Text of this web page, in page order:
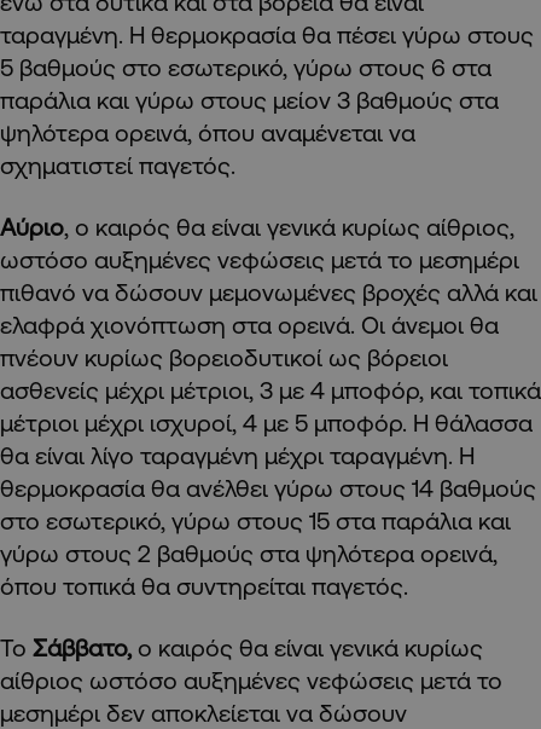
ταραγμένη. Η θερμοκρασία θα πέσει γύρω στους
5 βαθμούς στο εσωτερικό, γύρω στους 6 στα
παράλια και γύρω στους μείον 3 βαθμούς στα
ψηλότερα ορεινά, όπου αναμένεται να
σχηματιστεί παγετός.
Αύριο, ο καιρός θα είναι γενικά κυρίως αίθριος,
ωστόσο αυξημένες νεφώσεις μετά το μεσημέρι
πιθανό να δώσουν μεμονωμένες βροχές αλλά και
ελαφρά χιονόπτωση στα ορεινά. Οι άνεμοι θα
πνέουν κυρίως βορειοδυτικοί ως βόρειοι
ασθενείς μέχρι μέτριοι, 3 με 4 μποφόρ, και τοπικά
μέτριοι μέχρι ισχυροί, 4 με 5 μποφόρ. Η θάλασσα
θα είναι λίγο ταραγμένη μέχρι ταραγμένη. Η
θερμοκρασία θα ανέλθει γύρω στους 14 βαθμούς
στο εσωτερικό, γύρω στους 15 στα παράλια και
γύρω στους 2 βαθμούς στα ψηλότερα ορεινά,
όπου τοπικά θα συντηρείται παγετός.
Το Σάββατο, ο καιρός θα είναι γενικά κυρίως
αίθριος ωστόσο αυξημένες νεφώσεις μετά το
μεσημέρι δεν αποκλείεται να δώσουν